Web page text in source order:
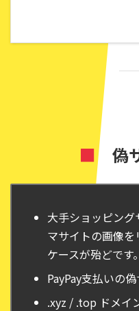
■偽
大手ショッピン
マサイトの画像
ケースが殆どです。
PayPay支払いの
.xyz / .top ドメイ